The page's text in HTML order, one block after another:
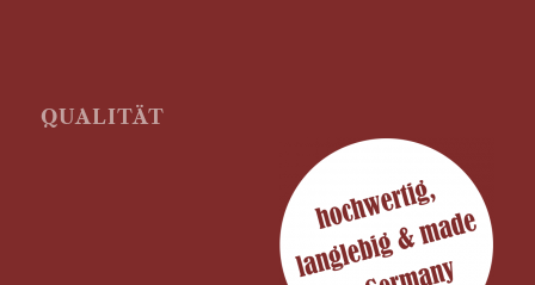
QUALITÄT